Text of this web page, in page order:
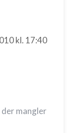
kl. 17:40
mangler